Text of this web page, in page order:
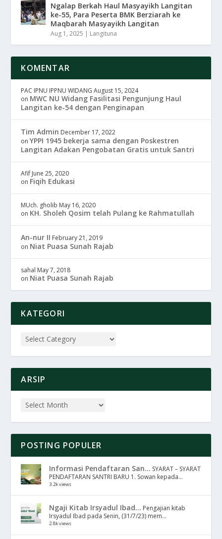
Ngalap Berkah Haul Masyayikh Langitan
ke-55, Para Peserta BMK Berziarah ke
Maqbarah Masyayikh Langitan
Aug 1, 2025 | Langituna
KOMENTAR
PAC IPNU IPPNU WIDANG August 15, 2024
on MWC NU Widang Fasilitasi Pengunjung Haul
Langitan ke-54 dengan Penginapan
Tim Admin December 17, 2022
onYPPI 1945 bekerja sama dengan Poskestren
Langitan Adakan Pengobatan Gratis untuk Santri
Afif June 25, 2020
on Fiqih Edukasi
MUch. gholib May 16, 2020
on KH. Sholeh Qosim telah Pulang ke Rahmatullah
An-nur II February 21, 2019
on Niat Puasa Sunah Rajab
sahal May 7, 2018
on Niat Puasa Sunah Rajab
KATEGORI
ARSIP
POSTING POPULER
Informasi Pendaftaran San... SYARAT – SYARAT
PENDAFTARAN SANTRI BARU 1. Sowan kepada...
3.2k views
Ngaji Kitab Irsyadul Ibad... Pengajian kitab
Irsyadul Ibad pada Senin, (31/7/23) mem...
2.8k views